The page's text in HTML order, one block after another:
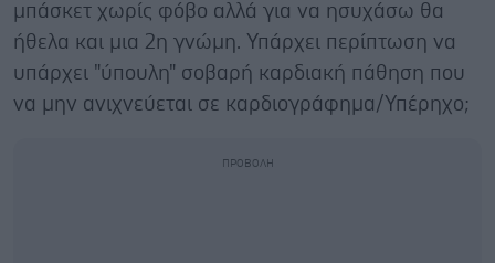
μπάσκετ χωρίς φόβο αλλά για να ησυχάσω θα
ήθελα και μια 2η γνώμη. Υπάρχει περίπτωση να
υπάρχει "ύπουλη" σοβαρή καρδιακή πάθηση που
να μην ανιχνεύεται σε καρδιογράφημα/Υπέρηχο;